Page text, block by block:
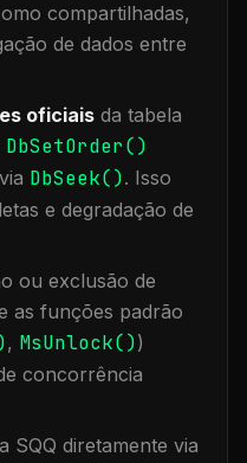
compartilhadas,
de dados entre
oficiais da tabela
DbSetOrder()
DbSeek(). Isso
e degradação de
ou exclusão de
as funções padrão
, MsUnlock())
concorrência
SQQ diretamente via